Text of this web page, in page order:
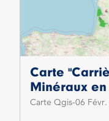
Carte
Minéraux en
Carte Qgis 06